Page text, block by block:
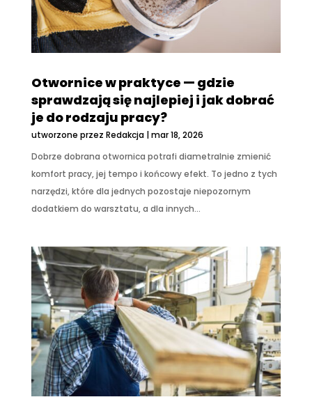
Otwornice w praktyce — gdzie
sprawdzają się najlepiej i jak dobrać
je do rodzaju pracy?
utworzone przez Redakcja|mar 18, 2026
Dobrze dobrana otwornica potrafi diametralnie zmienić
komfort pracy, jej tempo i końcowy efekt. To jedno z tych
narzędzi, które dla jednych pozostaje niepozornym
dodatkiem do warsztatu, a dla innych...